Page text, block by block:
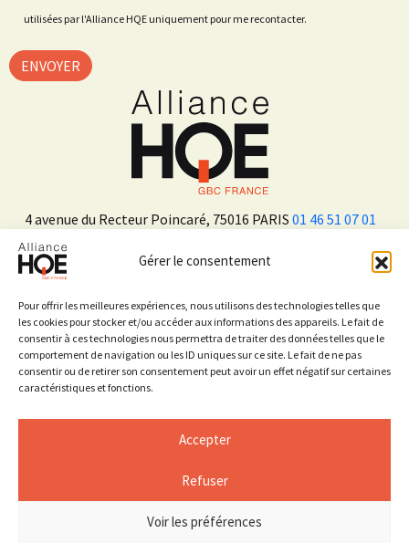
Gérer le consentement
Pour offrir les meilleures expériences, nous utilisons des technologies telles que
les cookies pour stocker et/ou accéder aux informations des appareils. Le fait de
consentir à ces technologies nous permettra de traiter des données telles que le
comportement de navigation ou les ID uniques sur ce site. Le fait de ne pas
consentir ou de retirer son consentement peut avoir un effet négatif sur certaines
caractéristiques et fonctions.
Accepter
Refuser
Voir les préférences
4 avenue du Recteur Poincaré, 75016 PARIS 01 46 51 07 01
Sur les réseaux sociaux
utilisées par l'Alliance HQE uniquement pour me recontacter.
Mentions légales
Espace Presse